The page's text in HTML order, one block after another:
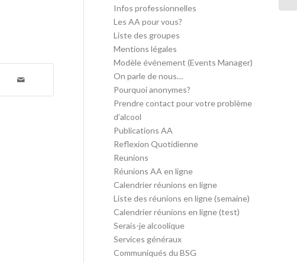
Infos professionnelles
Les AA pour vous?
Liste des groupes
Mentions légales
Modèle événement (Events Manager)
On parle de nous…
Pourquoi anonymes?
Prendre contact pour votre problème
d’alcool
Publications AA
Reflexion Quotidienne
Reunions
Réunions AA en ligne
Calendrier réunions en ligne
Liste des réunions en ligne (semaine)
Calendrier réunions en ligne (test)
Serais-je alcoolique
Services généraux
Communiqués du BSG